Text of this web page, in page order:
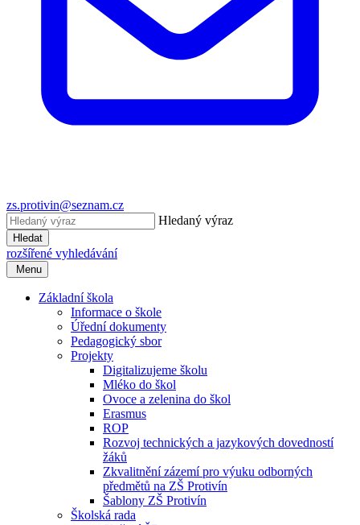
zs.protivin@seznam.cz
Hledaný výraz
Hledat
rozšířené vyhledávání
Menu
Základní škola
Informace o škole
Úřední dokumenty
Pedagogický sbor
Projekty
Digitalizujeme školu
Mléko do škol
Ovoce a zelenina do škol
Erasmus
ROP
Rozvoj technických a jazykových dovedností
žáků
Zkvalitnění zázemí pro výuku odborných
předmětů na ZŠ Protivín
Šablony ZŠ Protivín
Školská rada